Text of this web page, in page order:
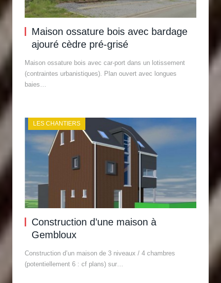
Maison ossature bois avec bardage
ajouré cèdre pré-grisé
Maison ossature bois avec car-port dans un lotissement
(contraintes urbanistiques). Plan ouvert avec longues
baies…
LES CHANTIERS
Construction d’une maison à
Gembloux
Construction d’un maison de 3 niveaux / 4 chambres
(potentiellement 6 : cf plans) sur…